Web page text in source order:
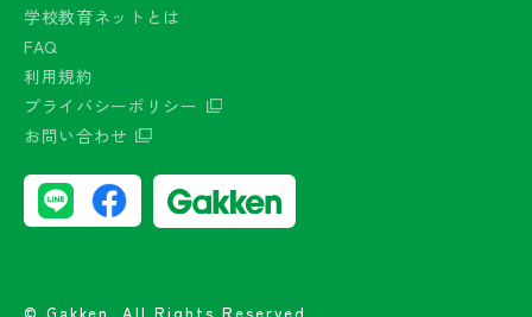
学校教育ネットとは
FAQ
利用規約
プライバシーポリシー
お問い合わせ
© Gakken.,All Rights Reserved.